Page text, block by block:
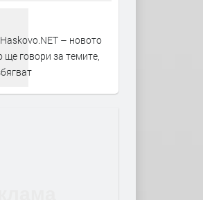
– новото
ще говори за темите,